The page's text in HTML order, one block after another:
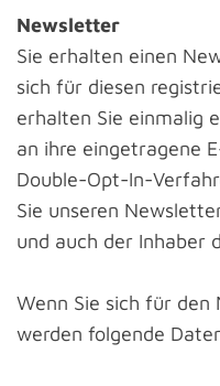
Newsletter
Sie erhalten einen
sich für diesen
erhalten Sie einmalig
an ihre eingetragene
Double-Opt-In-
Sie unseren
und auch der Inhaber
Wenn Sie sich für
werden folgende